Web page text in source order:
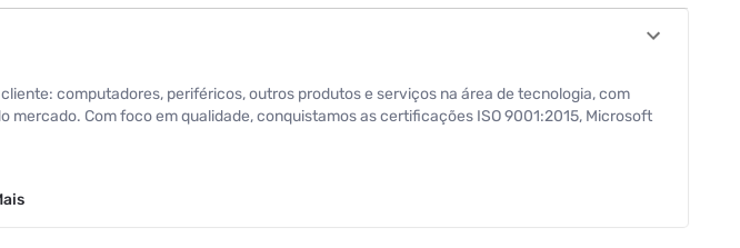
computadores, periféricos, outros produtos e serviços na área de tecnologia, com
Com foco em qualidade, conquistamos as certificações ISO 9001:2015, Microsoft